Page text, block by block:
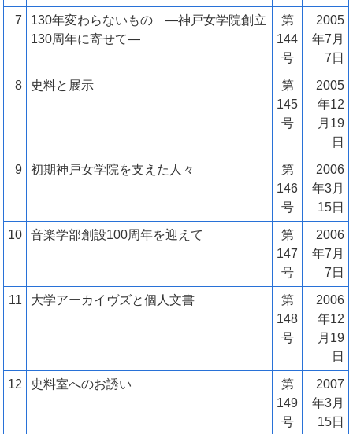
7
130年変わらないもの ―神戸女学院創立
130周年に寄せて―
第
144
号
2005
年7月
7日
8 史料と展示
第
145
号
2005
年12
月19
日
9 初期神戸女学院を支えた人々
第
146
号
2006
年3月
15日
10 音楽学部創設100周年を迎えて
第
147
号
2006
年7月
7日
11 大学アーカイヴズと個人文書
第
148
号
2006
年12
月19
日
12 史料室へのお誘い
第
149
号
2007
年3月
15日